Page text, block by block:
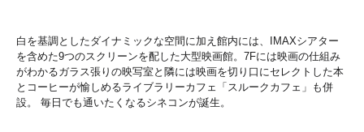
JP
白を基調としたダイナミックな空間に加え館内には、IMAXシアター
を含めた9つのスクリーンを配した大型映画館。7Fには映画の仕組み
がわかるガラス張りの映写室と隣には映画を切り口にセレクトした本
とコーヒーが愉しめるライブラリーカフェ「スルークカフェ」も併
設。 毎日でも通いたくなるシネコンが誕生。